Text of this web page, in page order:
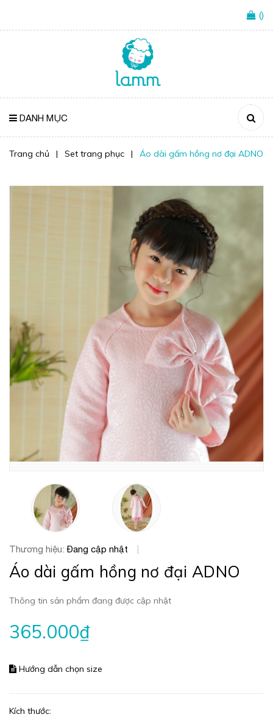
()
DANH MỤC
Trang chủ | Set trang phục | Áo dài gấm hồng nơ đại ADNO
Thương hiệu:Đang cập nhật
Áo dài gấm hồng nơ đại ADNO
Thông tin sản phẩm đang được cập nhật
365.000₫
Hướng dẫn chọn size
Kích thước: